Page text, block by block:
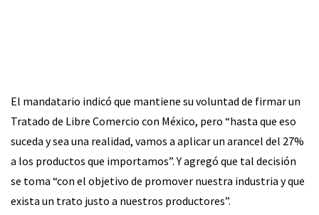
El mandatario indicó que mantiene su voluntad de firmar un
Tratado de Libre Comercio con México, pero “hasta que eso
suceda y sea una realidad, vamos a aplicar un arancel del 27%
a los productos que importamos”. Y agregó que tal decisión
se toma “con el objetivo de promover nuestra industria y que
exista un trato justo a nuestros productores”.